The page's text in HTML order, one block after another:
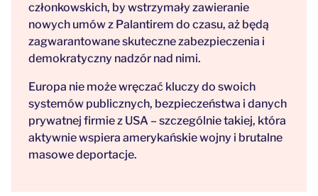
członkowskich, by wstrzymały zawieranie
nowych umów z Palantirem do czasu, aż będą
zagwarantowane skuteczne zabezpieczenia i
demokratyczny nadzór nad nimi.
Europa nie może wręczać kluczy do swoich
systemów publicznych, bezpieczeństwa i danych
prywatnej firmie z USA – szczególnie takiej, która
aktywnie wspiera amerykańskie wojny i brutalne
masowe deportacje.